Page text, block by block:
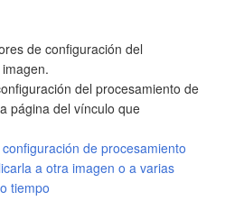
de configuración del
del procesamiento de
página del vínculo que
de procesamiento
a otra imagen o a varias
tiempo